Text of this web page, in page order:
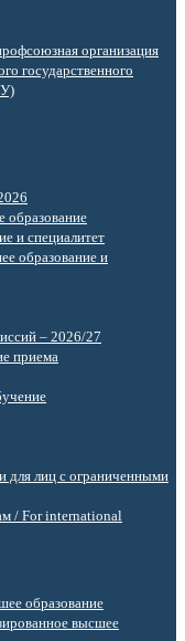
организация
государственного
образование
и специалитет
образование и
– 2026/27
приема
для лиц с ограниченными
/ For international
образование
высшее